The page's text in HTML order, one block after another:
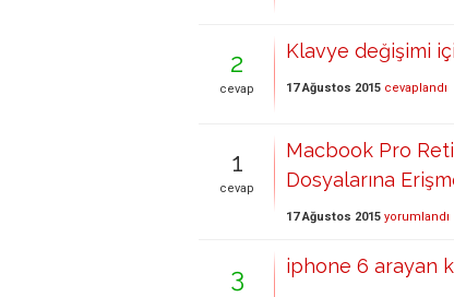
2
cevap
Klavye değişimi
17 Ağustos 2015 cevaplandı
1
cevap
Macbook Pro
Dosyalarına
17 Ağustos 2015 yorumlandı
3 iphone 6 arayan